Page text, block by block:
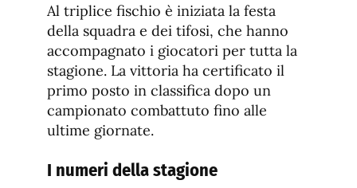
Al triplice fischio è iniziata la festa
della squadra e dei tifosi, che hanno
accompagnato i giocatori per tutta la
stagione. La vittoria ha certificato il
primo posto in classifica dopo un
campionato combattuto fino alle
ultime giornate.
I numeri della stagione